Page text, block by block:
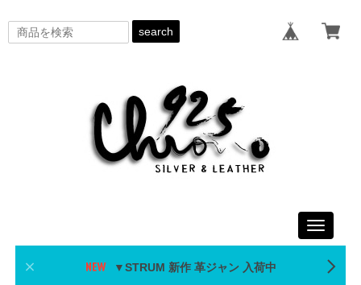
search
Toggle
▼STRUM 新作 革ジャン 入荷中